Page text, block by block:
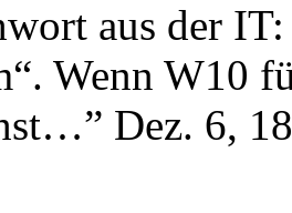
aus der
Wenn W10
” Dez. 6,